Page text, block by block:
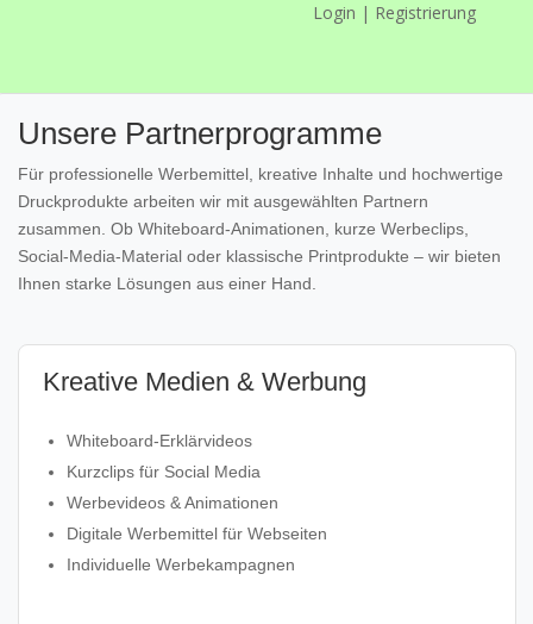
Login | Registrierung
Unsere Partnerprogramme
Für professionelle Werbemittel, kreative Inhalte und hochwertige
Druckprodukte arbeiten wir mit ausgewählten Partnern
zusammen. Ob Whiteboard‑Animationen, kurze Werbeclips,
Social‑Media‑Material oder klassische Printprodukte – wir bieten
Ihnen starke Lösungen aus einer Hand.
Kreative Medien & Werbung
Whiteboard‑Erklärvideos
Kurzclips für Social Media
Werbevideos & Animationen
Digitale Werbemittel für Webseiten
Individuelle Werbekampagnen